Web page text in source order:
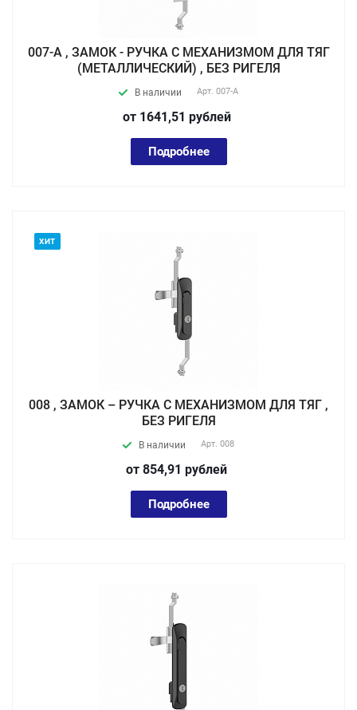
007-А , ЗАМОК - РУЧКА С МЕХАНИЗМОМ ДЛЯ ТЯГ
(МЕТАЛЛИЧЕСКИЙ) , БЕЗ РИГЕЛЯ
В наличии Арт. 007-А
от 1641,51 рублей
Подробнее
ХИТ
008 , ЗАМОК – РУЧКА С МЕХАНИЗМОМ ДЛЯ ТЯГ ,
БЕЗ РИГЕЛЯ
В наличии Арт. 008
от 854,91 рублей
Подробнее